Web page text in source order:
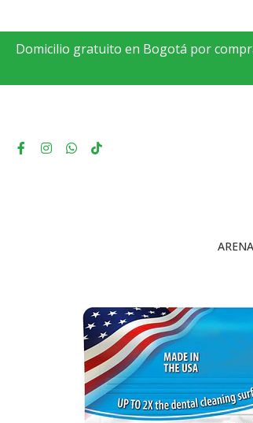
Domicilio gratuito en Bogotá por